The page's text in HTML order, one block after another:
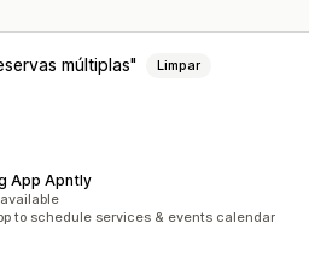
múltiplas Limpar
App Apntly
to schedule services & events calendar